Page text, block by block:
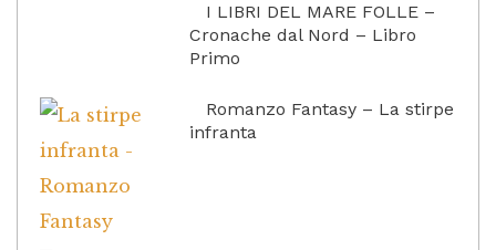
I LIBRI DEL MARE FOLLE –
Cronache dal Nord – Libro
Primo
Romanzo Fantasy – La stirpe
infranta